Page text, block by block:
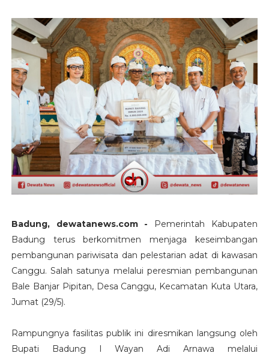
Badung, dewatanews.com -
Pemerintah Kabupaten
Badung terus berkomitmen menjaga keseimbangan
pembangunan pariwisata dan pelestarian adat di kawasan
Canggu. Salah satunya melalui peresmian pembangunan
Bale Banjar Pipitan, Desa Canggu, Kecamatan Kuta Utara,
Jumat (29/5).
Rampungnya fasilitas publik ini diresmikan langsung oleh
Bupati Badung I Wayan Adi Arnawa melalui